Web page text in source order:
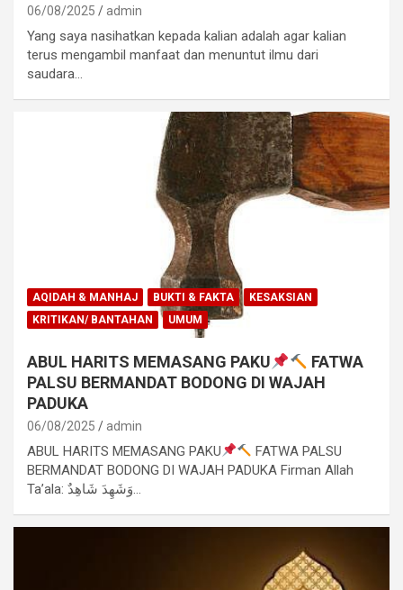
06/08/2025 admin
Yang saya nasihatkan kepada kalian adalah agar kalian
terus mengambil manfaat dan menuntut ilmu dari
saudara…
AQIDAH & MANHAJ BUKTI & FAKTA
KESAKSIAN
KRITIKAN/ BANTAHAN
UMUM
ABUL HARITS MEMASANG PAKU
FATWA
PALSU BERMANDAT BODONG DI WAJAH
PADUKA
06/08/2025 admin
ABUL HARITS MEMASANG PAKU
FATWA PALSU
BERMANDAT BODONG DI WAJAH PADUKA Firman Allah
Ta’ala: وَشَهِدَ شَاهِدٌ…